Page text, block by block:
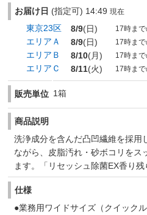
お届け日 (指定可) 14:49 現在
東京23区 8/9(日) 17時ま
エリアＡ 8/9(日) 17時ま
エリアＢ 8/10(月) 17時ま
エリアＣ 8/11(火) 17時ま
販売単位 1箱
商品説明
洗浄成分を含んだ凸凹繊維を採用
ながら、皮脂汚れ・砂ボコリをス
ます。「リセッシュ除菌EX香り
仕様
●業務用ワイドサイズ（クイック